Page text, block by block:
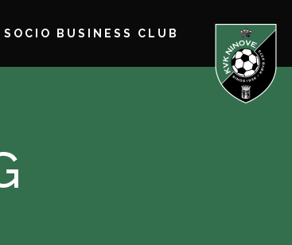
SOCIO BUSINESS CLUB